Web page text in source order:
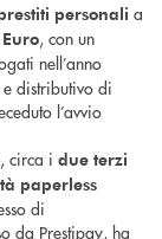
personali a
, con un
nell’anno
e distributivo di
l’avvio
, circa i due terzi
paperless
di
da Prestipay, ha